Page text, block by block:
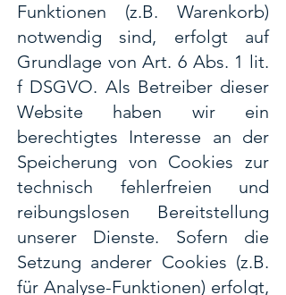
Funktionen (z.B. Warenkorb)
notwendig sind, erfolgt auf
Grundlage von Art. 6 Abs. 1 lit.
f DSGVO. Als Betreiber dieser
Website haben wir ein
berechtigtes Interesse an der
Speicherung von Cookies zur
technisch fehlerfreien und
reibungslosen Bereitstellung
unserer Dienste. Sofern die
Setzung anderer Cookies (z.B.
für Analyse-Funktionen) erfolgt,